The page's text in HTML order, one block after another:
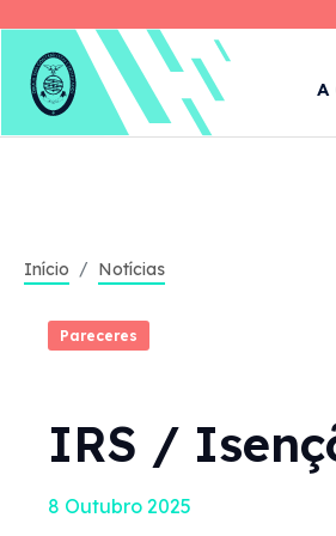
A
Início Notícias
Pareceres
IRS /
8 Outubro 2025